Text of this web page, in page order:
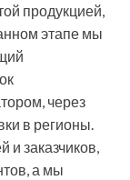
продукцией,
этапе мы
через
в регионы.
и заказчиков,
а мы